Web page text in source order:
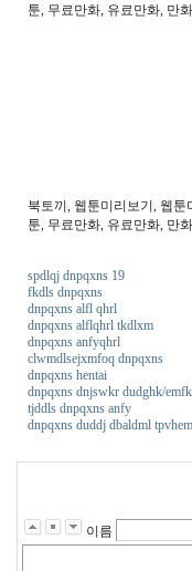
툰, 무료만화, 유료만화, 만
북토끼, 웹툰미리보기, 웹
툰, 무료만화, 유료만화, 만
spdlqj dnpqxns 19
fkdls dnpqxns
dnpqxns alfl qhrl
dnpqxns alflqhrl tkdlxm
dnpqxns anfyqhrl
clwmdlsejxmfoq dnpqxns
dnpqxns hentai
dnpqxns dnjswkr dudghk/
tjddls dnpqxns anfy
dnpqxns duddj dbaldml
이름